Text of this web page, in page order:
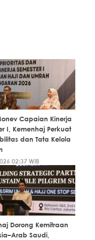
Capaian Kinerja
I, Kemenhaj Perkuat
dan Tata Kelola
02:37 WIB
Dorong Kemitraan
Saudi,